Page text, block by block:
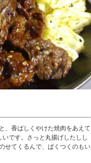
、香ばしくやけた焼肉をあえて
です。さっと丸揚げしたしし
せてくるんで、ぱくつくのもい